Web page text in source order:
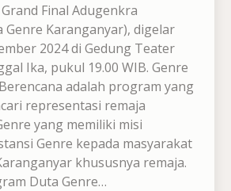
Grand Final Adugenkra
Genre Karanganyar), digelar
2024 di Gedung Teater
Ika, pukul 19.00 WIB. Genre
adalah program yang
representasi remaja
yang memiliki misi
Genre kepada masyarakat
khususnya remaja.
Duta Genre…